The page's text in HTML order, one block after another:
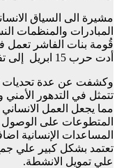
مشيرة الى السياق
المبادرات والمنظمات
قُومة بنات الفاشر تعمل
أدت حرب 15 ابريل إلى تفاقم الأوضاع الإنسانية بشكل غير مسبوق.
وكشفت عن عدة تحديات
تتمثل في التدهور
مما يجعل العمل
المتطوعات على الوصول
المساعدات الإنسانية
تعتمد بشكل كبير علي
علي تمويل الانشطة.